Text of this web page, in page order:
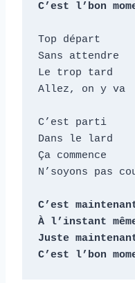
C’est l’bon
Top départ
Sans attendre
Le trop tard
Allez, on y va
C’est parti
Dans le lard
Ça commence
N’soyons pas
C’est
À l’instant
Juste
C’est l’bon